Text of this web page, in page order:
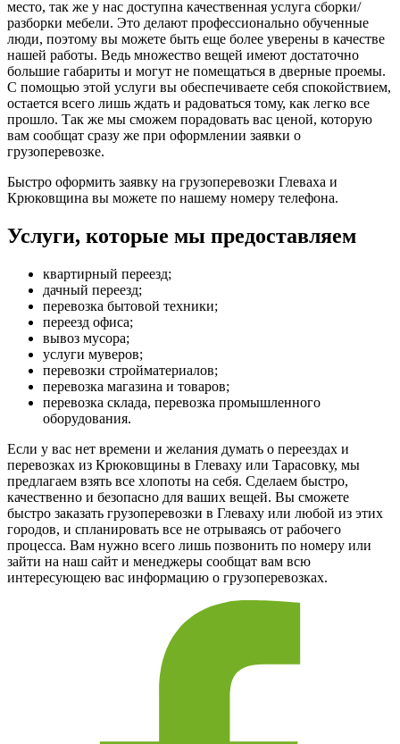
место, так же у нас доступна качественная услуга сборки/
разборки мебели. Это делают профессионально обученные
люди, поэтому вы можете быть еще более уверены в качестве
нашей работы. Ведь множество вещей имеют достаточно
большие габариты и могут не помещаться в дверные проемы.
С помощью этой услуги вы обеспечиваете себя спокойствием,
остается всего лишь ждать и радоваться тому, как легко все
прошло. Так же мы сможем порадовать вас ценой, которую
вам сообщат сразу же при оформлении заявки о
грузоперевозке.
Быстро оформить заявку на грузоперевозки Глеваха и
Крюковщина вы можете по нашему номеру телефона.
Услуги, которые мы предоставляем
квартирный переезд;
дачный переезд;
перевозка бытовой техники;
переезд офиса;
вывоз мусора;
услуги муверов;
перевозки стройматериалов;
перевозка магазина и товаров;
перевозка склада, перевозка промышленного
оборудования.
Если у вас нет времени и желания думать о переездах и
перевозках из Крюковщины в Глеваху или Тарасовку, мы
предлагаем взять все хлопоты на себя. Сделаем быстро,
качественно и безопасно для ваших вещей. Вы сможете
быстро заказать грузоперевозки в Глеваху или любой из этих
городов, и спланировать все не отрываясь от рабочего
процесса. Вам нужно всего лишь позвонить по номеру или
зайти на наш сайт и менеджеры сообщат вам всю
интересующею вас информацию о грузоперевозках.